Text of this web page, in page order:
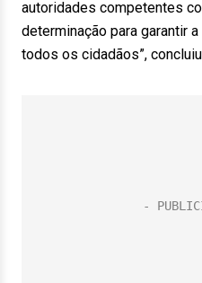
autoridades competentes
determinação para garantir
todos os cidadãos”,